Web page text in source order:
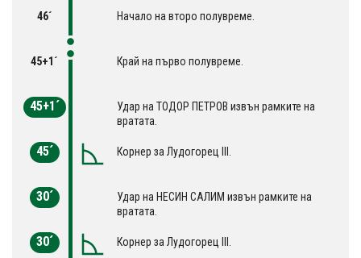
46´ Начало на второ полувреме.
45+1´ Край на първо полувреме.
45+1´
Удар на ТОДОР ПЕТРОВ извън рамките на
вратата.
45´ Корнер за Лудогорец III.
30´
Удар на НЕСИН САЛИМ извън рамките на
вратата.
30´ Корнер за Лудогорец III.